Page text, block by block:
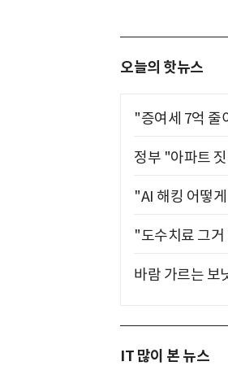
오늘의 핫뉴스
"증여세 7억 줄
정부 "아파트
"AI 해킹 어떻
"도수치료 그
바람 가르는 보
IT 많이 본 뉴스